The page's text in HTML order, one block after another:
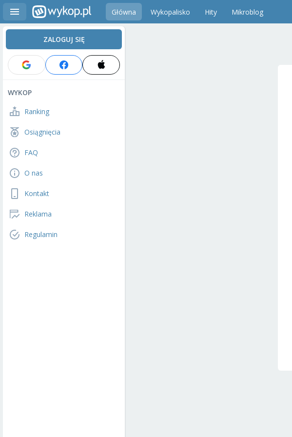
Główna Wykopalisko Hity Mikroblog
ZALOGUJ SIĘ
WYKOP
Ranking
Osiągnięcia
FAQ
O nas
Kontakt
Reklama
Regulamin